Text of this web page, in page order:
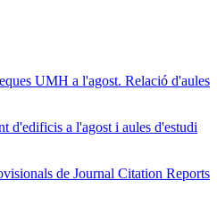
UMH a l'agost. Relació d'aules
d'edificis a l'agost i aules d'estudi
de Journal Citation Reports